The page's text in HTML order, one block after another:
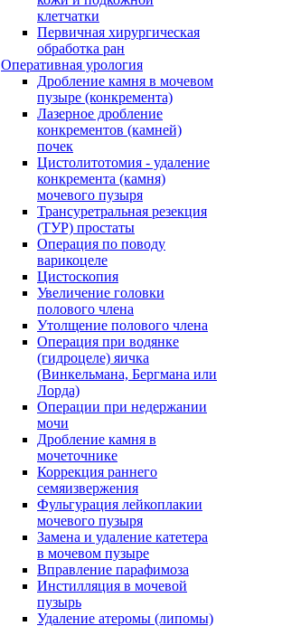
клетчатки
Первичная хирургическая
обработка ран
Оперативная урология
Дробление камня в мочевом
пузыре (конкремента)
Лазерное дробление
конкрементов (камней)
почек
Цистолитотомия - удаление
конкремента (камня)
мочевого пузыря
Трансуретральная резекция
(ТУР) простаты
Операция по поводу
варикоцеле
Цистоскопия
Увеличение головки
полового члена
Утолщение полового члена
Операция при водянке
(гидроцеле) яичка
(Винкельмана, Бергмана или
Лорда)
Операции при недержании
мочи
Дробление камня в
мочеточнике
Коррекция раннего
семяизвержения
Фульгурация лейкоплакии
мочевого пузыря
Замена и удаление катетера
в мочевом пузыре
Вправление парафимоза
Инстилляция в мочевой
пузырь
Удаление атеромы (липомы)